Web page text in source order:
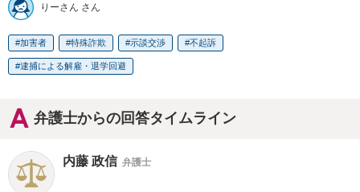
りーさん さん
加害者 特殊詐欺 示談交渉 不起訴
逮捕による解雇・退学回避
弁護士からの回答タイムライン
内藤 政信 弁護士